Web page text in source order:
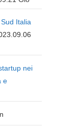
Italia
nei
e